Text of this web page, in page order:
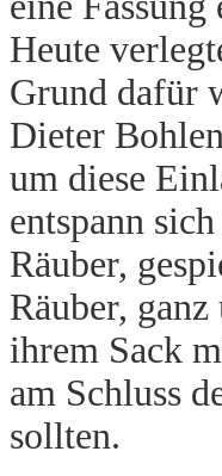
Heute
Grund dafür
Dieter
um diese
entspann
Räuber,
Räuber,
ihrem Sack
am Schluss
sollten.